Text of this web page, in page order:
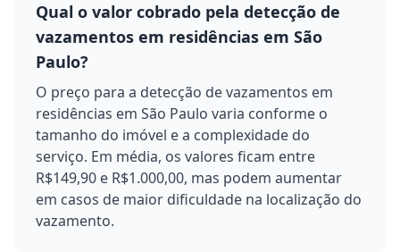
Qual o valor cobrado pela detecção de
vazamentos em residências em São
Paulo?
O preço para a detecção de vazamentos em
residências em São Paulo varia conforme o
tamanho do imóvel e a complexidade do
serviço. Em média, os valores ficam entre
R$149,90 e R$1.000,00, mas podem aumentar
em casos de maior dificuldade na localização do
vazamento.